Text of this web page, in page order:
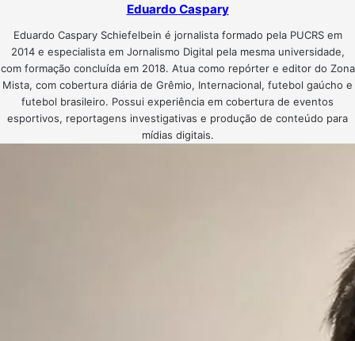
Eduardo Caspary
Eduardo Caspary Schiefelbein é jornalista formado pela PUCRS em
2014 e especialista em Jornalismo Digital pela mesma universidade,
com formação concluída em 2018. Atua como repórter e editor do Zona
Mista, com cobertura diária de Grêmio, Internacional, futebol gaúcho e
futebol brasileiro. Possui experiência em cobertura de eventos
esportivos, reportagens investigativas e produção de conteúdo para
mídias digitais.